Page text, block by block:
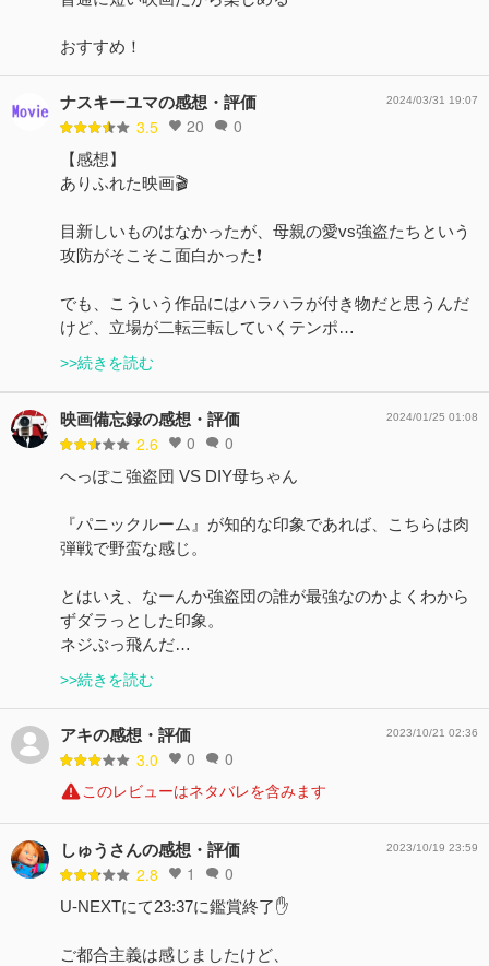
おすすめ！
ナスキーユマの感想・評価
3.5 20 0
2024/03/31 19:07
【感想】
ありふれた映画🎬
目新しいものはなかったが、母親の愛vs強盗たちという
攻防がそこそこ面白かった❗️
でも、こういう作品にはハラハラが付き物だと思うんだ
けど、立場が二転三転していくテンポ…
>>続きを読む
映画備忘録の感想・評価
2.6 0 0
2024/01/25 01:08
へっぽこ強盗団 VS DIY母ちゃん
『パニックルーム』が知的な印象であれば、こちらは肉
弾戦で野蛮な感じ。
とはいえ、なーんか強盗団の誰が最強なのかよくわから
ずダラっとした印象。
ネジぶっ飛んだ…
>>続きを読む
アキの感想・評価
3.0 0 0
2023/10/21 02:36
このレビューはネタバレを含みます
しゅうさんの感想・評価
2.8 1 0
2023/10/19 23:59
U-NEXTにて23:37に鑑賞終了✋
ご都合主義は感じましたけど、